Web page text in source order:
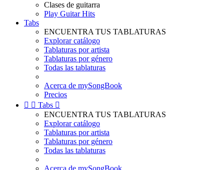
Clases de guitarra
Play Guitar Hits
Tabs
ENCUENTRA TUS TABLATURAS
Explorar catálogo
Tablaturas por artista
Tablaturas por género
Todas las tablaturas
Acerca de mySongBook
Precios
  Tabs 
ENCUENTRA TUS TABLATURAS
Explorar catálogo
Tablaturas por artista
Tablaturas por género
Todas las tablaturas
Acerca de mySongBook